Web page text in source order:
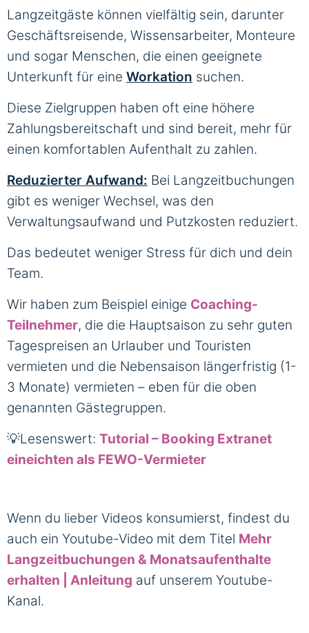
Langzeitgäste können vielfältig sein, darunter
Geschäftsreisende, Wissensarbeiter, Monteure
und sogar Menschen, die einen geeignete
Unterkunft für eine Workation suchen.
Diese Zielgruppen haben oft eine höhere
Zahlungsbereitschaft und sind bereit, mehr für
einen komfortablen Aufenthalt zu zahlen.
Reduzierter Aufwand: Bei Langzeitbuchungen
gibt es weniger Wechsel, was den
Verwaltungsaufwand und Putzkosten reduziert.
Das bedeutet weniger Stress für dich und dein
Team.
Wir haben zum Beispiel einige Coaching-
Teilnehmer, die die Hauptsaison zu sehr guten
Tagespreisen an Urlauber und Touristen
vermieten und die Nebensaison längerfristig (1-
3 Monate) vermieten – eben für die oben
genannten Gästegruppen.
💡Lesenswert: Tutorial – Booking Extranet
eineichten als FEWO-Vermieter
Wenn du lieber Videos konsumierst, findest du
auch ein Youtube-Video mit dem Titel Mehr
Langzeitbuchungen & Monatsaufenthalte
erhalten | Anleitung auf unserem Youtube-
Kanal.